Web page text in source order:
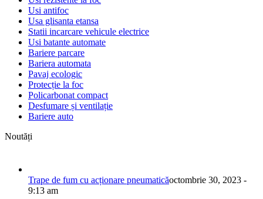
Usi antifoc
Usa glisanta etansa
Statii incarcare vehicule electrice
Usi batante automate
Bariere parcare
Bariera automata
Pavaj ecologic
Protecție la foc
Policarbonat compact
Desfumare și ventilație
Bariere auto
Noutăți
Trape de fum cu acționare pneumaticăoctombrie 30, 2023 -
9:13 am